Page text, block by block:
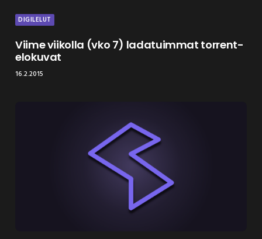
DIGILELUT
Viime viikolla (vko 7) ladatuimmat torrent-
elokuvat
16.2.2015